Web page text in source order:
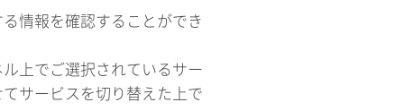
情報を確認することができ
上でご選択されているサー
サービスを切り替えた上で